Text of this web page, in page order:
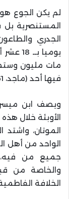
لم يكن الجوع
المستنصرية بل
الجدري
يوميا
مات مليون
فيها أحد (ماجد، 1961، ص 159).
ويصف ابن
الأوبئة خلال
الموتان،
الواحد من أهل
جميع من
والخاصة من
الخلافة الفاطمية”